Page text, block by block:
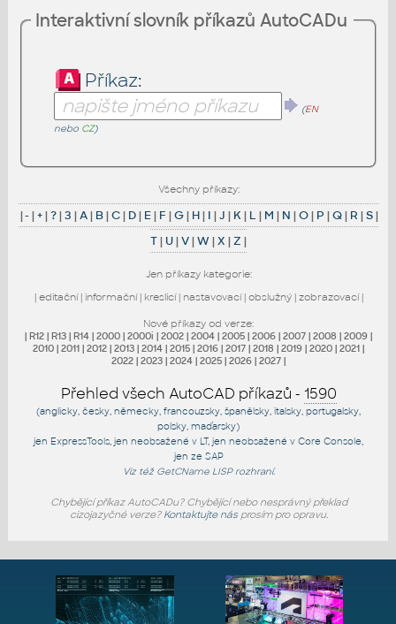
Interaktivní slovník příkazů AutoCADu
Příkaz:
(EN
nebo CZ)
Všechny příkazy:
|- |+|?|3 |A| B|C| D| E| F |G| H| I |J | K| L | M | N |O| P |Q| R |S|
T| U|V|W|X |Z |
Jen příkazy kategorie:
| editační| informační| kreslicí| nastavovací| obslužný| zobrazovací|
Nové příkazy od verze:
| R12 | R13 | R14 | 2000 | 2000i | 2002 | 2004 | 2005 | 2006 | 2007 | 2008 | 2009 |
2010 | 2011 | 2012 | 2013 | 2014 | 2015 | 2016 | 2017 | 2018 | 2019 | 2020 | 2021 |
2022 | 2023 | 2024 | 2025 | 2026 | 2027 |
Přehled všech AutoCAD příkazů - 1590
(anglicky, česky, německy, francouzsky, španělsky, italsky, portugalsky,
polsky, maďarsky)
jen ExpressTools , jen neobsažené v LT, jen neobsažené v Core Console
jen ze SAP
Viz též GetCNameLISP rozhraní.
Chybějící příkaz AutoCADu? Chybějící nebo nesprávný překlad
cizojazyčné verze? Kontaktujte násprosím pro opravu.